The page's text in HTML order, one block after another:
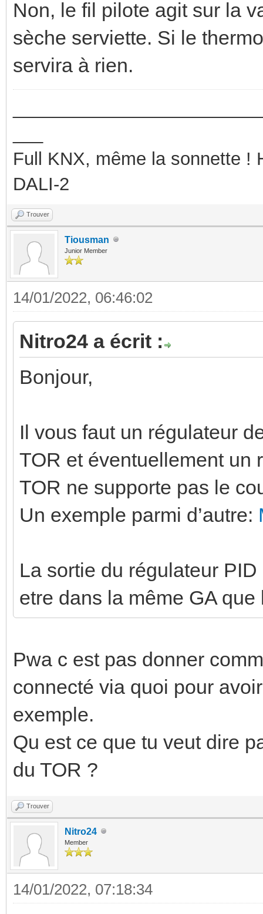
Non, le fil pilote agit sur la
sèche serviette. Si le
servira à rien.
Full KNX, même la sonnette !
DALI-2
Trouver
Tiousman
Junior Member
14/01/2022, 06:46:02
Nitro24 a écrit :
Bonjour,
Il vous faut un régulateur
TOR et éventuellement un
TOR ne supporte pas le
Un exemple parmi d’autre:
La sortie du régulateur
etre dans la même GA
Pwa c est pas donner
connecté via quoi pour
exemple.
Qu est ce que tu veut dire
du TOR ?
Trouver
Nitro24
Member
14/01/2022, 07:18:34